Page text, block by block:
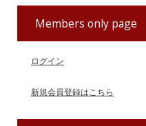
Members only page
ログイン
新規会員登録はこちら